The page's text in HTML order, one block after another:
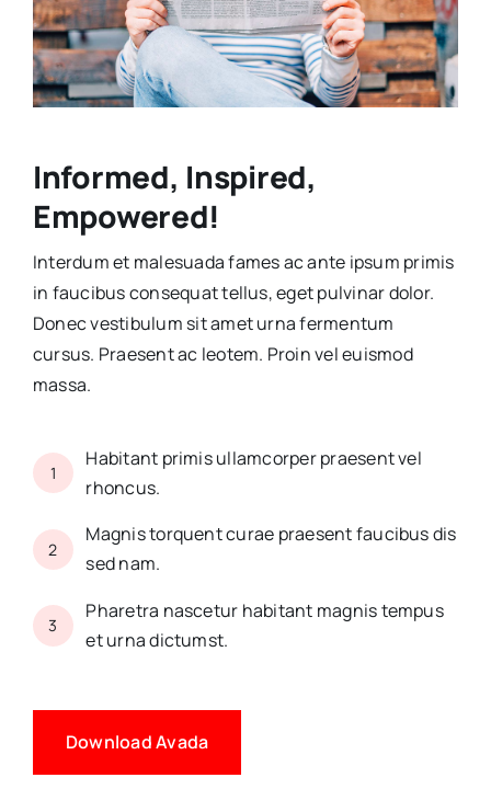
Informed, Inspired,
Empowered!
Interdum et malesuada fames ac ante ipsum primis
in faucibus consequat tellus, eget pulvinar dolor.
Donec vestibulum sit amet urna fermentum
cursus. Praesent ac leotem. Proin vel euismod
massa.
1
Habitant primis ullamcorper praesent vel
rhoncus.
2
Magnis torquent curae praesent faucibus dis
sed nam.
3
Pharetra nascetur habitant magnis tempus
et urna dictumst.
Download Avada